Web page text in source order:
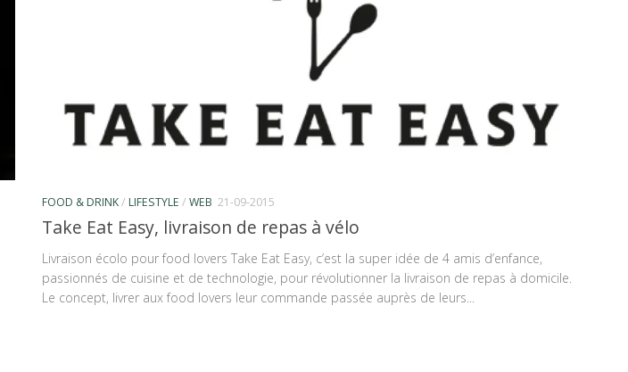
FOOD & DRINK/ LIFESTYLE / WEB 21-09-2015
Take Eat Easy, livraison de repas à vélo
Livraison écolo pour food lovers Take Eat Easy, c’est la super idée de 4 amis d’enfance,
passionnés de cuisine et de technologie, pour révolutionner la livraison de repas à domicile.
Le concept, livrer aux food lovers leur commande passée auprès de leurs...